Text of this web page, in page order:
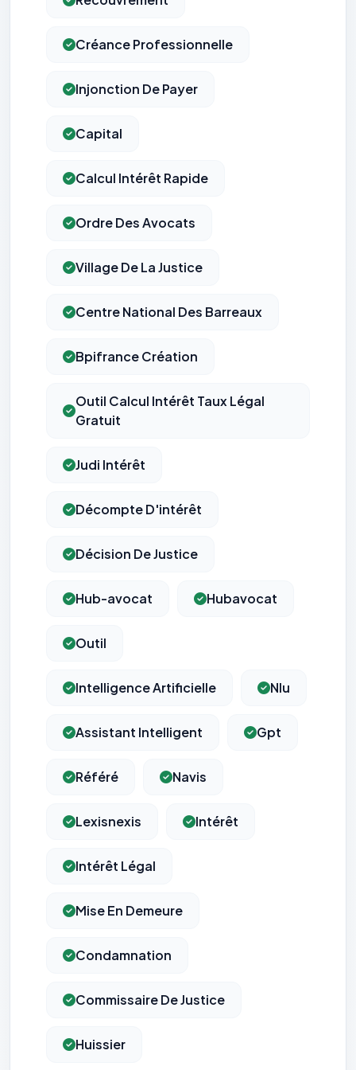
Créance Professionnelle
Injonction De Payer
Capital
Calcul Intérêt Rapide
Ordre Des Avocats
Village De La Justice
Centre National Des Barreaux
Bpifrance Création
Outil Calcul Intérêt Taux Légal
Gratuit
Judi Intérêt
Décompte D'intérêt
Décision De Justice
Hub-avocat Hubavocat
Outil
Intelligence Artificielle Nlu
Assistant Intelligent Gpt
Référé Navis
Lexisnexis Intérêt
Intérêt Légal
Mise En Demeure
Condamnation
Commissaire De Justice
Huissier